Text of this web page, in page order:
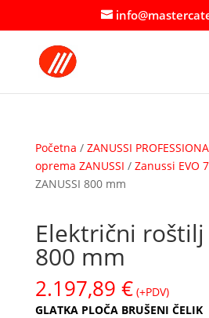
Početna / ZANUSSI
oprema ZANUSSI / Zanussi EVO
ZANUSSI 800 mm
Električni roštilj
800 mm
2.197,89 € (+PDV)
GLATKA PLOČA BRUŠENI ČELIK